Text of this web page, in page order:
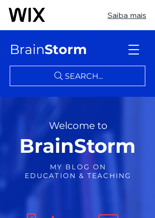
Saiba mais